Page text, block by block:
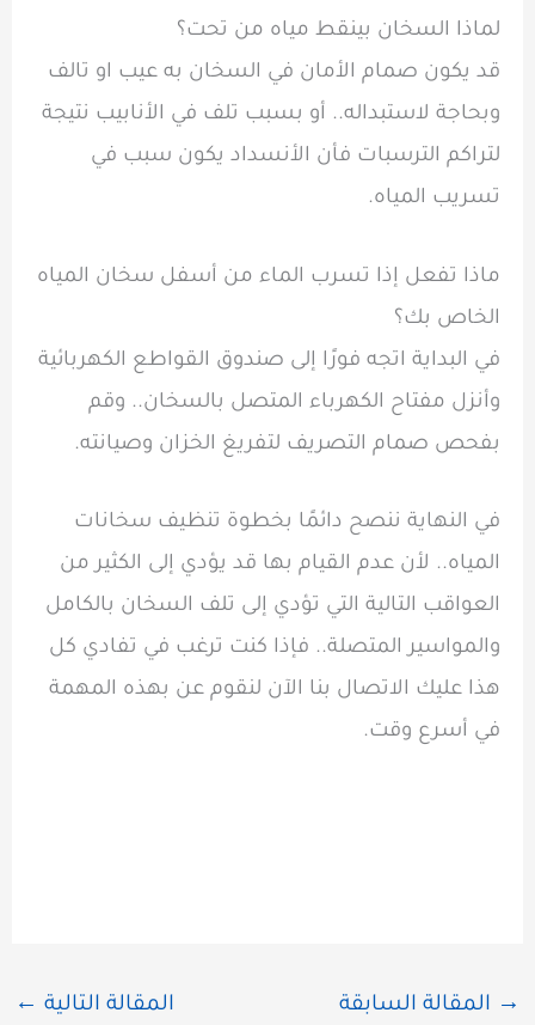
لماذا السخان بينقط مياه من تحت؟
قد يكون صمام الأمان في السخان به عيب او تالف
وبحاجة لاستبداله.. أو بسبب تلف في الأنابيب نتيجة
لتراكم الترسبات فأن الأنسداد يكون سبب في
تسريب المياه.
ماذا تفعل إذا تسرب الماء من أسفل سخان المياه
الخاص بك؟
في البداية اتجه فورًا إلى صندوق القواطع الكهربائية
وأنزل مفتاح الكهرباء المتصل بالسخان.. وقم
بفحص صمام التصريف لتفريغ الخزان وصيانته.
في النهاية ننصح دائمًا بخطوة تنظيف سخانات
المياه.. لأن عدم القيام بها قد يؤدي إلى الكثير من
العواقب التالية التي تؤدي إلى تلف السخان بالكامل
والمواسير المتصلة.. فإذا كنت ترغب في تفادي كل
هذا عليك الاتصال بنا الآن لنقوم عن بهذه المهمة
في أسرع وقت.
→ المقالة السابقة المقالة التالية ←